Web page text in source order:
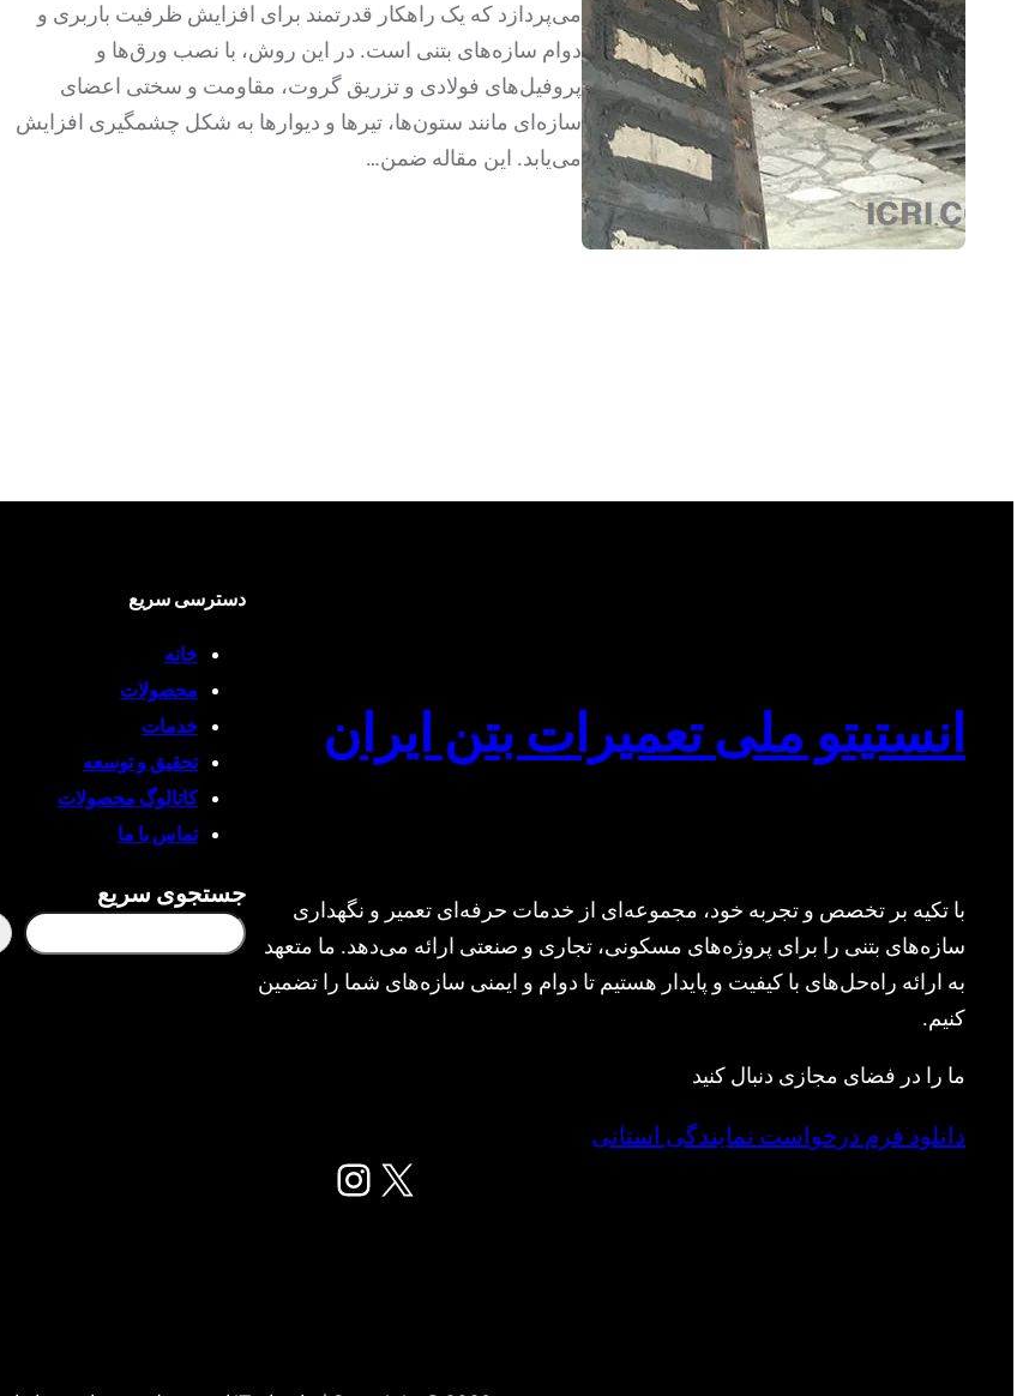
می‌پردازد که یک راهکار قدرتمند برای افزایش ظرفیت باربری و
دوام سازه‌های بتنی است. در این روش، با نصب ورق‌ها و
پروفیل‌های فولادی و تزریق گروت، مقاومت و سختی اعضای
سازه‌ای مانند ستون‌ها، تیرها و دیوارها به شکل چشمگیری افزایش
می‌یابد. این مقاله ضمن…
انستیتو ملی تعمیرات بتن ایران
با تکیه بر تخصص و تجربه خود، مجموعه‌ای از خدمات حرفه‌ای تعمیر و نگهداری
سازه‌های بتنی را برای پروژه‌های مسکونی، تجاری و صنعتی ارائه می‌دهد. ما متعهد
به ارائه راه‌حل‌های با کیفیت و پایدار هستیم تا دوام و ایمنی سازه‌های شما را تضمین
کنیم.
ما را در فضای مجازی دنبال کنید
X اینستاگرم
دانلود فرم درخواست نمایندگی استانی
دسترسی سریع
خانه
محصولات
خدمات
تحقیق و توسعه
کاتالوگ محصولات
تماس با ما
جستجوی سریع